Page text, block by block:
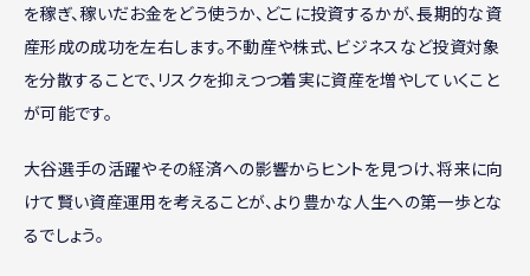
を稼ぎ、稼いだお金をどう使うか、どこに投資するかが、長期的な資
産形成の成功を左右します。不動産や株式、ビジネスなど投資対象
を分散することで、リスクを抑えつつ着実に資産を増やしていくこと
が可能です。
大谷選手の活躍やその経済への影響からヒントを見つけ、将来に向
けて賢い資産運用を考えることが、より豊かな人生への第一歩とな
るでしょう。